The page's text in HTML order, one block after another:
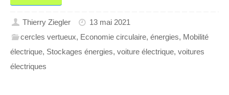
Thierry Ziegler
13 mai 2021
cercles vertueux, Economie circulaire,énergies, Mobilité
électrique, Stockages énergies, voiture électrique, voitures
électriques